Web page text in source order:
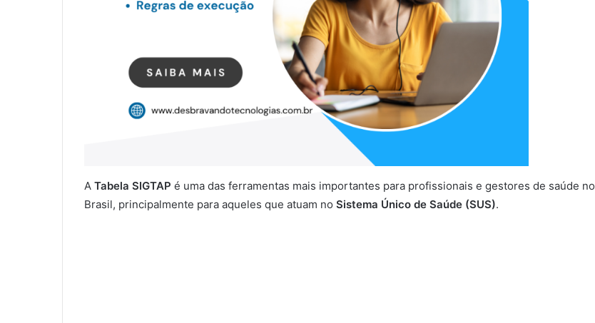
A Tabela SIGTAP é uma das ferramentas mais importantes para profissionais e gestores de saúde no
Brasil, principalmente para aqueles que atuam no Sistema Único de Saúde (SUS).